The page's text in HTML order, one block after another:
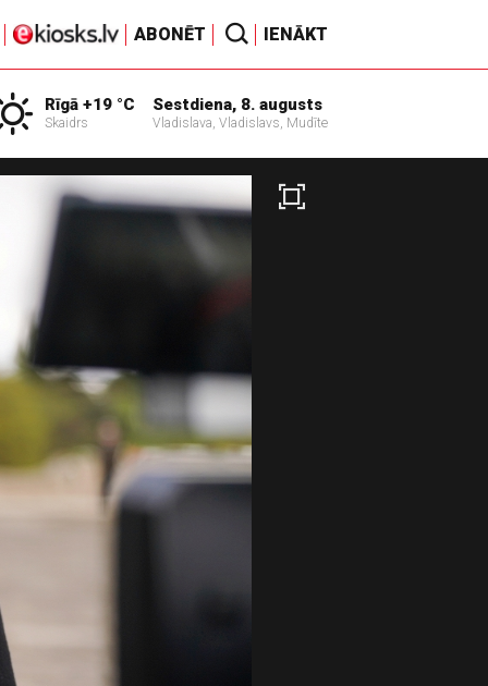
ABONĒT IENĀKT
Rīgā +19 °C
Skaidrs
Sestdiena, 8. augusts
Vladislava, Vladislavs, Mudīte